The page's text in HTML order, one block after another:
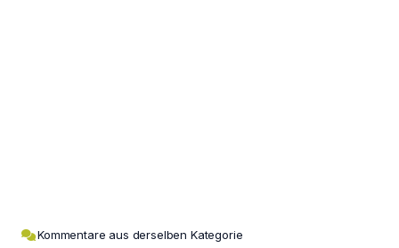
Kommentare aus derselben Kategorie